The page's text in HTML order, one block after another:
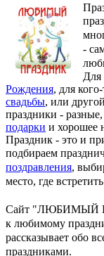
-
Для
Рождения, для
свадьбы, или
праздники -
подарки и хорошее
Праздник - это и
подбираем
поздравления,
место, где
Сайт "ЛЮБИМЫЙ
к любимому
рассказывает обо
праздниками.